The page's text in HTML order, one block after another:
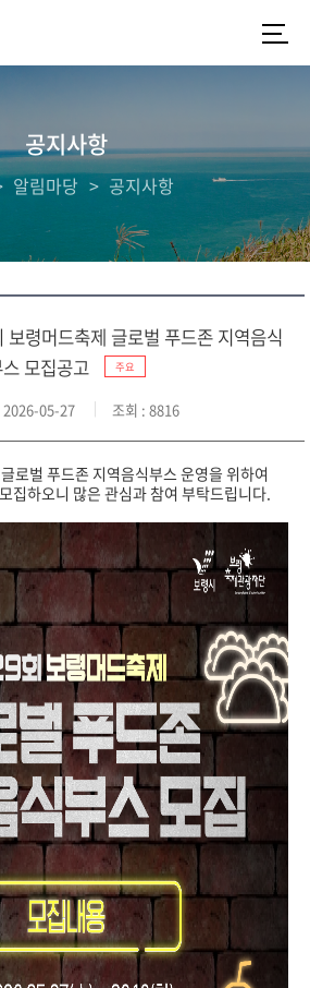
공지사항
알림마당 공지사항
보령머드축제 글로벌 푸드존 지역음식
모집공고
주요
2026-05-27 조회 : 8816
로벌 푸드존 지역음식부스 운영을 위하여
집하오니 많은 관심과 참여 부탁드립니다.